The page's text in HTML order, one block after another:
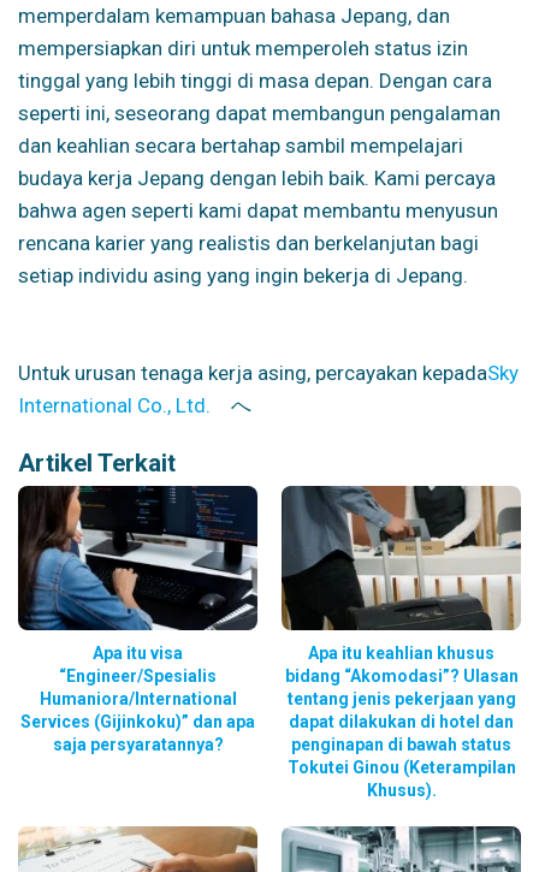
memperdalam kemampuan bahasa Jepang, dan
mempersiapkan diri untuk memperoleh status izin
tinggal yang lebih tinggi di masa depan. Dengan cara
seperti ini, seseorang dapat membangun pengalaman
dan keahlian secara bertahap sambil mempelajari
budaya kerja Jepang dengan lebih baik. Kami percaya
bahwa agen seperti kami dapat membantu menyusun
rencana karier yang realistis dan berkelanjutan bagi
setiap individu asing yang ingin bekerja di Jepang.
Untuk urusan tenaga kerja asing, percayakan kepadaSky
International Co., Ltd. へ
Artikel Terkait
Apa itu visa
“Engineer/Spesialis
Humaniora/International
Services (Gijinkoku)” dan apa
saja persyaratannya?
Apa itu keahlian khusus
bidang “Akomodasi”? Ulasan
tentang jenis pekerjaan yang
dapat dilakukan di hotel dan
penginapan di bawah status
Tokutei Ginou (Keterampilan
Khusus).